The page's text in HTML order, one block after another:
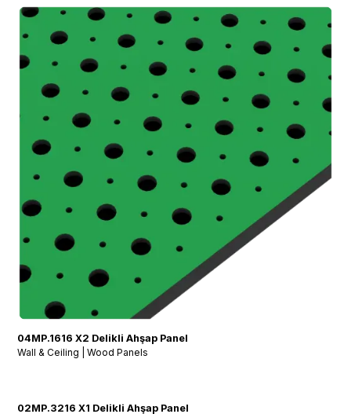
04MP.1616 X2 Delikli Ahşap Panel
Wall & Ceiling | Wood Panels
02MP.3216 X1 Delikli Ahşap Panel